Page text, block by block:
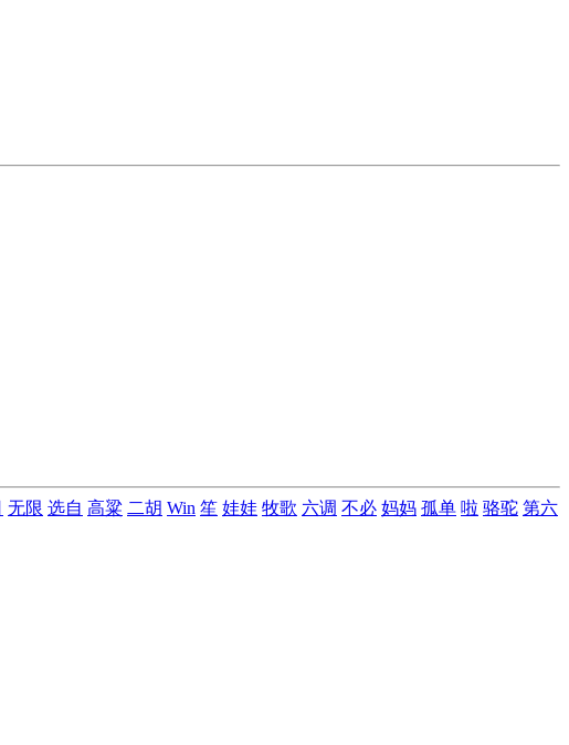
无限 选自 高粱 二胡 Win 笙 娃娃 牧歌 六调 不必 妈妈 孤单 啦 骆驼 第六